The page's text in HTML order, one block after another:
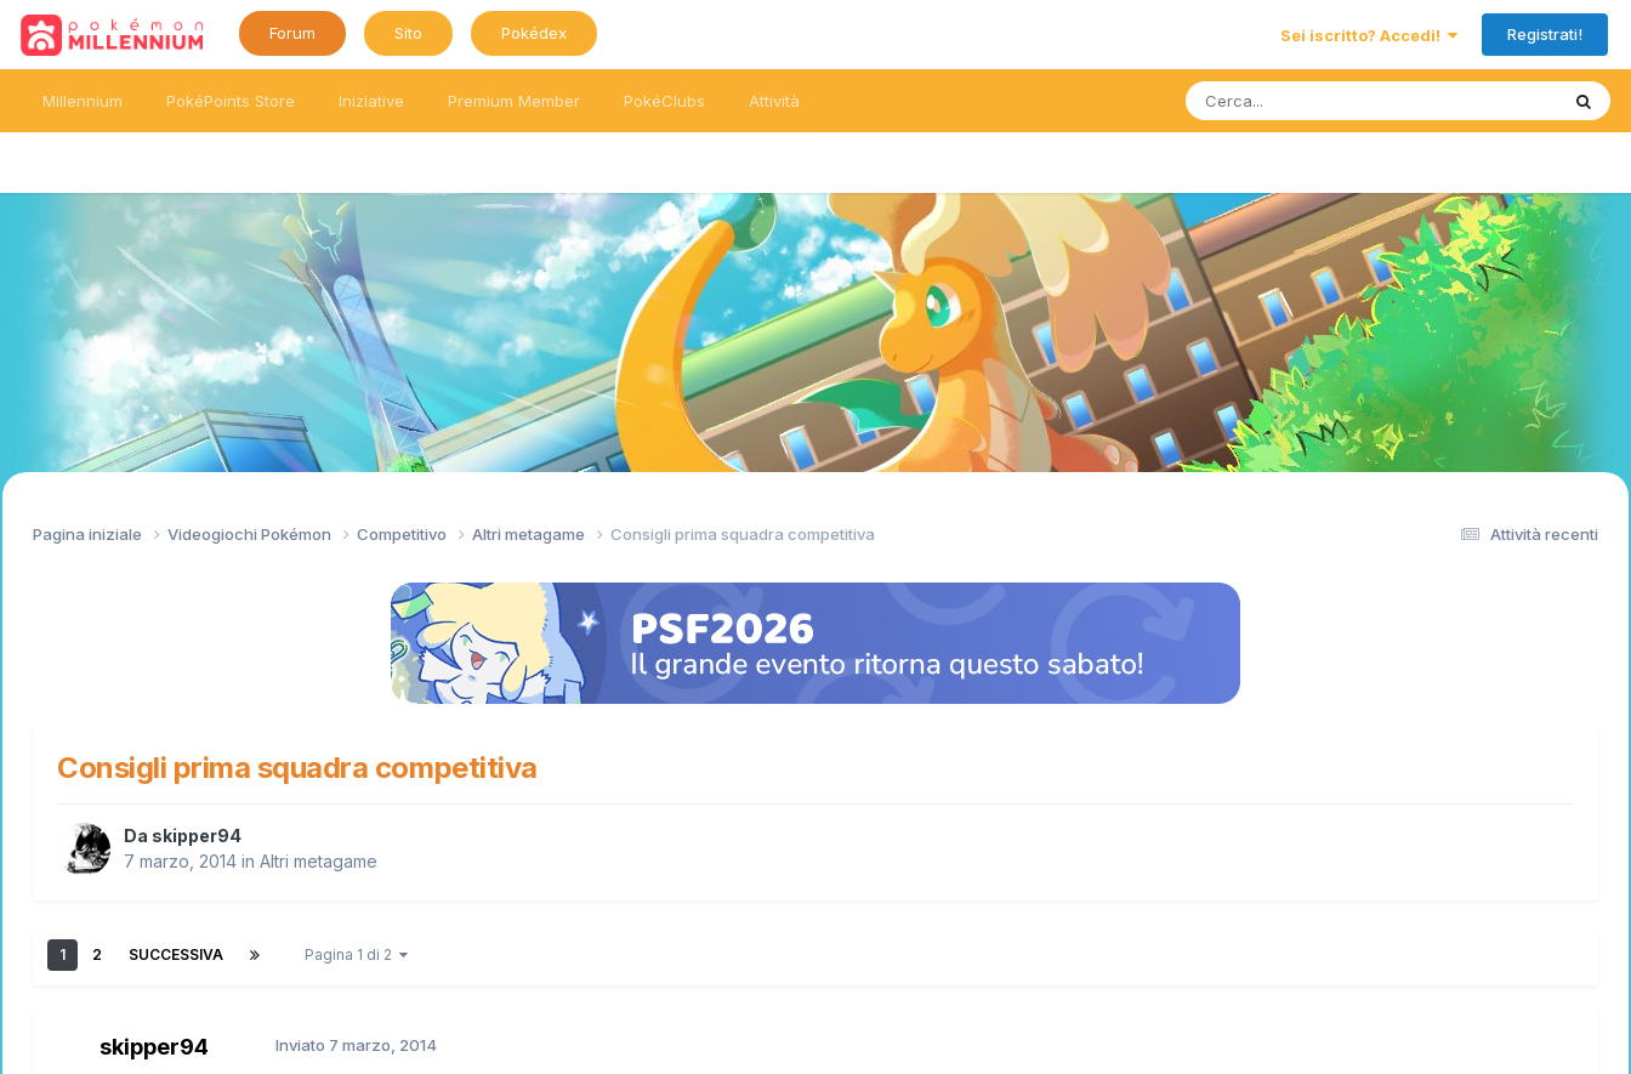
Forum Sito Pokédex Sei iscritto? Accedi! Registrati!
Millennium PokéPoints Store Iniziative Premium Member PokéClubs Attività
Attività recenti
Pagina iniziale Videogiochi Pokémon Competitivo Altri metagame Consigli prima squadra competitiva
Consigli prima squadra competitiva
Da skipper94
7 marzo, 2014 in Altri metagame
1 2 SUCCESSIVA Pagina 1 di 2
skipper94 Inviato 7 marzo, 2014